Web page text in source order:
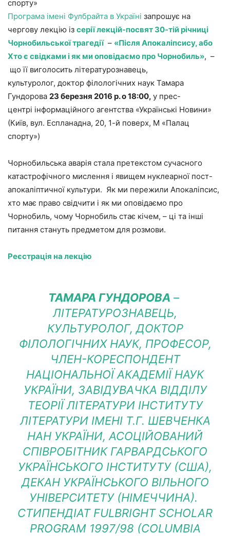
спорту»
Програма імені Фулбрайта в Україні запрошує на
чергову лекцію із серії лекцій-посвят 30-тій річниці
Чорнобильської трагедії– «Після Апокаліпсису, або
Хто є свідками і як ми оповідаємо про Чорнобиль», –
що її виголосить літературознавець,
культуролог, доктор філологічних наук Тамара
Гундорова 23 березня 2016 р. о 18:00, у прес-
центрі інформаційного агентства «Українські Новини»
(Київ, вул. Еспланадна, 20, 1-й поверх, М «Палац
спорту»)
Чорнобильська аварія стала претекстом сучасного
катастрофічного мислення і явищем нуклеарної пост-
апокаліптичної культури. Як ми пережили Апокаліпсис,
хто має право свідчити і як ми оповідаємо про
Чорнобиль, чому Чорнобиль стає кічем, – ці та інші
питання стануть предметом для розмови.
Реєстрація на лекцію
ТАМАРА ГУНДОРОВА –
ЛІТЕРАТУРОЗНАВЕЦЬ,
КУЛЬТУРОЛОГ, ДОКТОР
ФІЛОЛОГІЧНИХ НАУК, ПРОФЕСОР,
ЧЛЕН-КОРЕСПОНДЕНТ
НАЦІОНАЛЬНОЇ АКАДЕМІЇ НАУК
УКРАЇНИ, ЗАВІДУВАЧКА ВІДДІЛУ
ТЕОРІЇ ЛІТЕРАТУРИ ІНСТИТУТУ
ЛІТЕРАТУРИ ІМЕНІ Т.Г. ШЕВЧЕНКА
НАН УКРАЇНИ, АСОЦІЙОВАНИЙ
СПІВРОБІТНИК ГАРВАРДСЬКОГО
УКРАЇНСЬКОГО ІНСТИТУТУ (США),
ДЕКАН УКРАЇНСЬКОГО ВІЛЬНОГО
УНІВЕРСИТЕТУ (НІМЕЧЧИНА).
СТИПЕНДІАТ FULBRIGHT SCHOLAR
PROGRAM 1997/98 (COLUMBIA